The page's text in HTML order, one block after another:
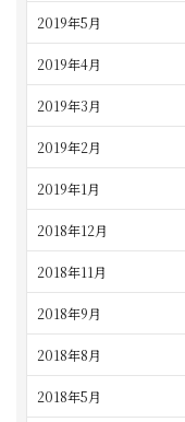
2019年5月
2019年4月
2019年3月
2019年2月
2019年1月
2018年12月
2018年11月
2018年9月
2018年8月
2018年5月